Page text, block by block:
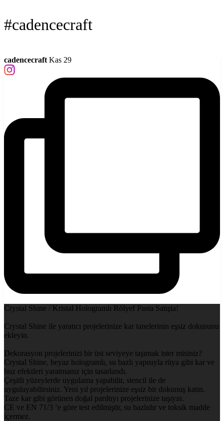
#cadencecraft
cadencecraft Kas 29
Crystal Shine / Kristal Hologramlı Rölyef Pasta Satışta!
Crystal Shine ile yaratıcı projelerinize kar tanelerinin eşsiz dokusunu
ekleyin.
Dekorasyon projelerinizi bir üst seviyeye taşımak ister misiniz?
Crystal Shine, beyaz hologramlı, su bazlı yapısıyla rüya gibi kar ve
buz efektleri yaratmanız için tasarlandı.
Çeşitli yüzeylerde uygulama yapabilir, stencil ile de
uygulayabilirsiniz. Yeni yıl projelerinize eşsiz bir dokunuş katın.
Taze kar gibi görünen doğal parıltıyı projelerinize taşıyın.
CE ve EN 71/3 ‘e göre test edilmiştir, su bazlıdır ve toksik madde
içermez.